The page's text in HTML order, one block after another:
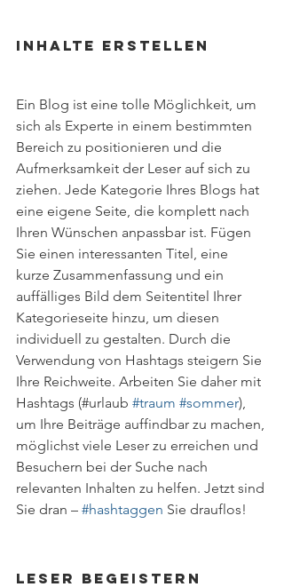
Inhalte erstellen
Ein Blog ist eine tolle Möglichkeit, um
sich als Experte in einem bestimmten
Bereich zu positionieren und die
Aufmerksamkeit der Leser auf sich zu
ziehen. Jede Kategorie Ihres Blogs hat
eine eigene Seite, die komplett nach
Ihren Wünschen anpassbar ist. Fügen
Sie einen interessanten Titel, eine
kurze Zusammenfassung und ein
auffälliges Bild dem Seitentitel Ihrer
Kategorieseite hinzu, um diesen
individuell zu gestalten. Durch die
Verwendung von Hashtags steigern Sie
Ihre Reichweite. Arbeiten Sie daher mit
Hashtags (#urlaub #traum #sommer),
um Ihre Beiträge auffindbar zu machen,
möglichst viele Leser zu erreichen und
Besuchern bei der Suche nach
relevanten Inhalten zu helfen. Jetzt sind
Sie dran – #hashtaggen Sie drauflos!
Leser begeistern